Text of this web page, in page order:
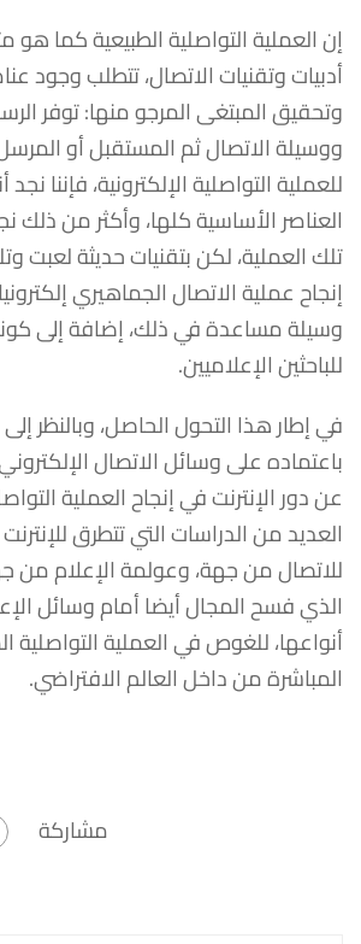
إن العملية التواصلية الطبيعية كما
أدبيات وتقنيات الاتصال، تتطلب وجود
وتحقيق المبتغى المرجو منها: توفر
ووسيلة الاتصال ثم المستقبل أو المرسل
للعملية التواصلية الإلكترونية، فإننا
العناصر الأساسية كلها، وأكثر من ذلك
تلك العملية، لكن بتقنيات حديثة لعبت
إنجاح عملية الاتصال الجماهيري
وسيلة مساعدة في ذلك، إضافة إلى
للباحثين الإعلاميين.
في إطار هذا التحول الحاصل، وبالنظر
باعتماده على وسائل الاتصال
عن دور الإنترنت في إنجاح العملية
العديد من الدراسات التي تتطرق
للاتصال من جهة، وعولمة الإعلام من
الذي فسح المجال أيضا أمام وسائل
أنواعها، للغوص في العملية التواصلية
المباشرة من داخل العالم الافتراضي.
مشاركة